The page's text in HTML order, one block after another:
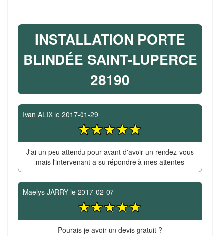
INSTALLATION PORTE
BLINDÉE SAINT-LUPERCE
28190
Ivan ALIX le 2017-01-29
J'ai un peu attendu pour avant d'avoir un rendez-vous
mais l'intervenant a su répondre à mes attentes
Maelys JARRY le 2017-02-07
Pourais-je avoir un devis gratuit ?